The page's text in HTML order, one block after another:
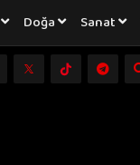
Doğa Sanat